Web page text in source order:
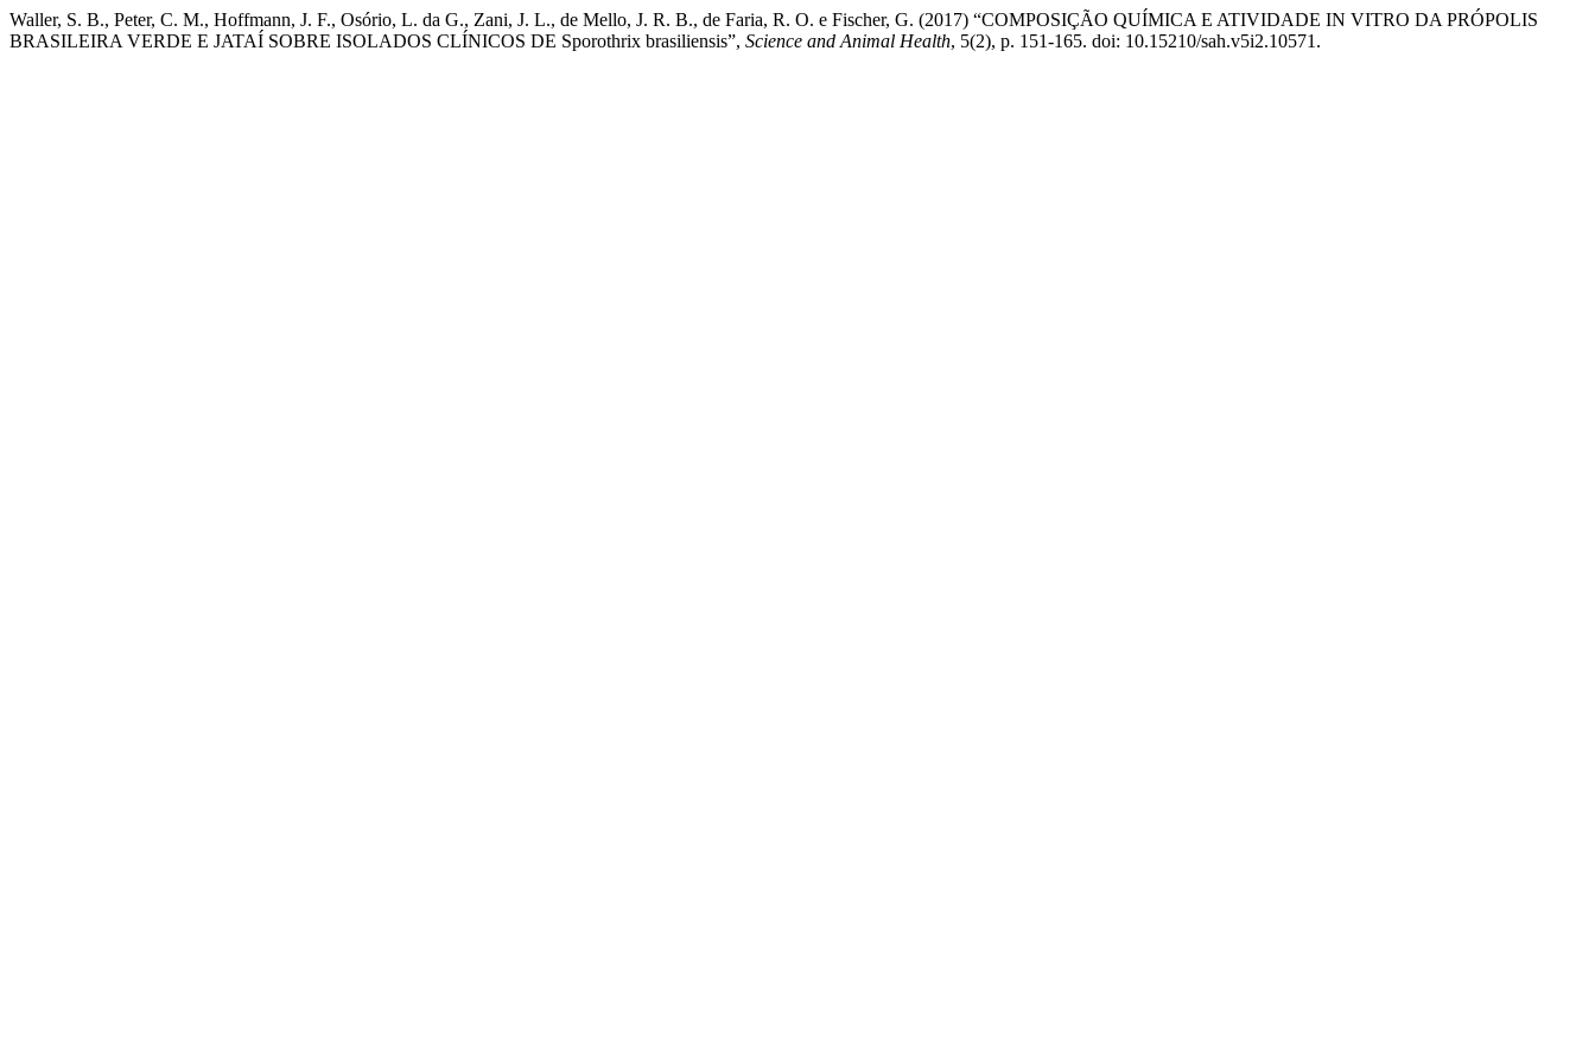
Waller, S. B., Peter, C. M., Hoffmann, J. F., Osório, L. da G., Zani, J. L., de Mello, J. R. B., de Faria, R. O. e Fischer, G. (2017) “COMPOSIÇÃO QUÍMICA E ATIVIDADE IN VITRO DA PRÓPOLIS
BRASILEIRA VERDE E JATAÍ SOBRE ISOLADOS CLÍNICOS DE Sporothrix brasiliensis”, Science and Animal Health, 5(2), p. 151-165. doi: 10.15210/sah.v5i2.10571.